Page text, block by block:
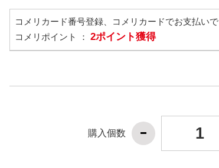
コメリカード番号登録、コメリカードでお支払いで
コメリポイント ： 2ポイント獲得
購入個数